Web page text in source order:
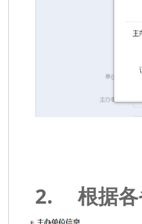
2. 根据